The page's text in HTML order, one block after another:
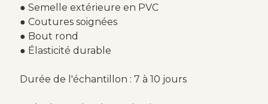
● Semelle extérieure en PVC
● Coutures soignées
● Bout rond
● Élasticité durable
Durée de l'échantillon : 7 à 10 jours